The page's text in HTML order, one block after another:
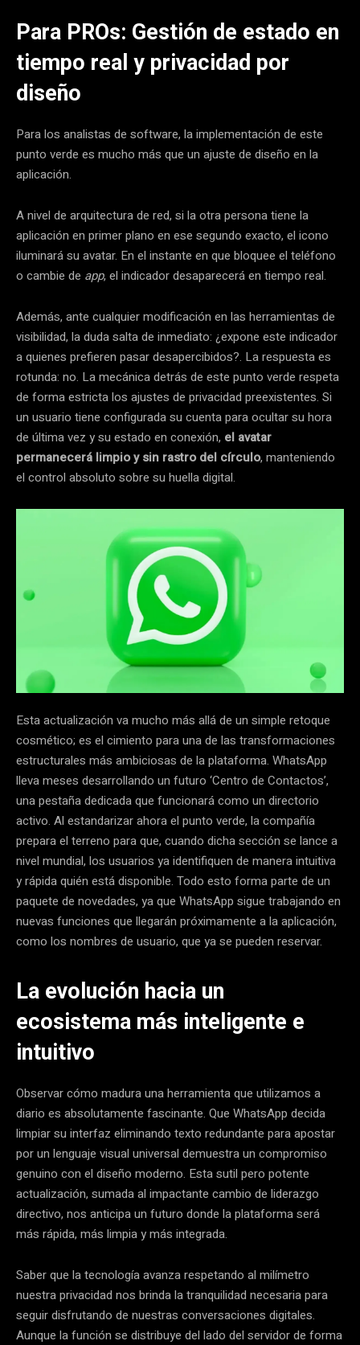
Para PROs: Gestión de estado en
tiempo real y privacidad por
diseño
Para los analistas de software, la implementación de este
punto verde es mucho más que un ajuste de diseño en la
aplicación.
A nivel de arquitectura de red, si la otra persona tiene la
aplicación en primer plano en ese segundo exacto, el icono
iluminará su avatar. En el instante en que bloquee el teléfono
o cambie de app, el indicador desaparecerá en tiempo real.
Además, ante cualquier modificación en las herramientas de
visibilidad, la duda salta de inmediato: ¿expone este indicador
a quienes prefieren pasar desapercibidos?. La respuesta es
rotunda: no. La mecánica detrás de este punto verde respeta
de forma estricta los ajustes de privacidad preexistentes. Si
un usuario tiene configurada su cuenta para ocultar su hora
de última vez y su estado en conexión, el avatar
permanecerá limpio y sin rastro del círculo, manteniendo
el control absoluto sobre su huella digital.
Esta actualización va mucho más allá de un simple retoque
cosmético; es el cimiento para una de las transformaciones
estructurales más ambiciosas de la plataforma. WhatsApp
lleva meses desarrollando un futuro ‘Centro de Contactos’,
una pestaña dedicada que funcionará como un directorio
activo. Al estandarizar ahora el punto verde, la compañía
prepara el terreno para que, cuando dicha sección se lance a
nivel mundial, los usuarios ya identifiquen de manera intuitiva
y rápida quién está disponible. Todo esto forma parte de un
paquete de novedades, ya que WhatsApp sigue trabajando en
nuevas funciones que llegarán próximamente a la aplicación,
como los nombres de usuario, que ya se pueden reservar.
La evolución hacia un
ecosistema más inteligente e
intuitivo
Observar cómo madura una herramienta que utilizamos a
diario es absolutamente fascinante. Que WhatsApp decida
limpiar su interfaz eliminando texto redundante para apostar
por un lenguaje visual universal demuestra un compromiso
genuino con el diseño moderno. Esta sutil pero potente
actualización, sumada al impactante cambio de liderazgo
directivo, nos anticipa un futuro donde la plataforma será
más rápida, más limpia y más integrada.
Saber que la tecnología avanza respetando al milímetro
nuestra privacidad nos brinda la tranquilidad necesaria para
seguir disfrutando de nuestras conversaciones digitales.
Aunque la función se distribuye del lado del servidor de forma